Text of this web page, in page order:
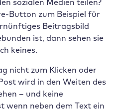
Button zum Beispiel für
Beitragsbild
ist, dann sehen sie
keines.
nicht zum Klicken oder
wird in den Weiten des
– und keine
wenn neben dem Text ein